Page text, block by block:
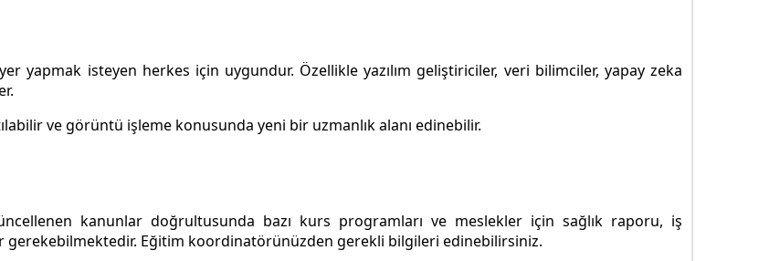
yapmak isteyen herkes için uygundur. Özellikle yazılım geliştiriciler, veri bilimciler, yapay zeka
ve görüntü işleme konusunda yeni bir uzmanlık alanı edinebilir.
kanunlar doğrultusunda bazı kurs programları ve meslekler için sağlık raporu, iş
Eğitim koordinatörünüzden gerekli bilgileri edinebilirsiniz.